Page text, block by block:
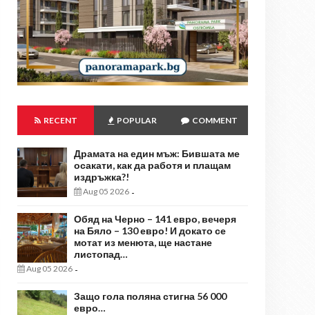
RECENT POPULAR COMMENT
Драмата на един мъж: Бившата ме
осакати, как да работя и плащам
издръжка?!
Aug 05 2026 -
Обяд на Черно – 141 евро, вечеря
на Бяло – 130 евро! И докато се
мотат из менюта, ще настане
листопад…
Aug 05 2026 -
Защо гола поляна стигна 56 000
евро…